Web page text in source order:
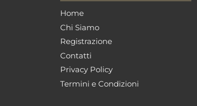
Home
Chi Siamo
Registrazione
Contatti
Privacy Policy
Termini e Condizioni